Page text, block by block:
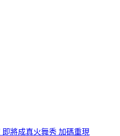
戶不甩7折 店員爆「付現買原